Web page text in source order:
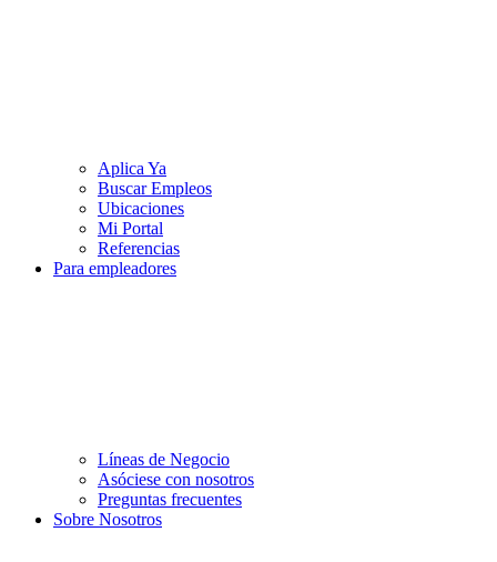
Aplica Ya
Buscar Empleos
Ubicaciones
Mi Portal
Referencias
Para empleadores
Líneas de Negocio
Asóciese con nosotros
Preguntas frecuentes
Sobre Nosotros